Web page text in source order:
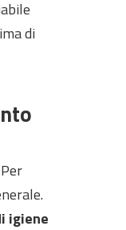
di
igiene